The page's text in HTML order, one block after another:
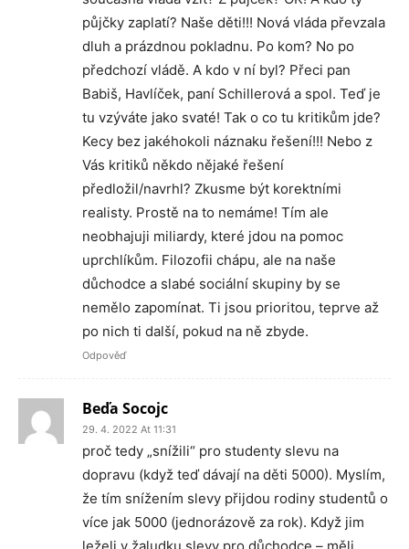
půjčky zaplatí? Naše děti!!! Nová vláda převzala
dluh a prázdnou pokladnu. Po kom? No po
předchozí vládě. A kdo v ní byl? Přeci pan
Babiš, Havlíček, paní Schillerová a spol. Teď je
tu vzýváte jako svaté! Tak o co tu kritikům jde?
Kecy bez jakéhokoli náznaku řešení!!! Nebo z
Vás kritiků někdo nějaké řešení
předložil/navrhl? Zkusme být korektními
realisty. Prostě na to nemáme! Tím ale
neobhajuji miliardy, které jdou na pomoc
uprchlíkům. Filozofii chápu, ale na naše
důchodce a slabé sociální skupiny by se
nemělo zapomínat. Ti jsou prioritou, teprve až
po nich ti další, pokud na ně zbyde.
Odpověď
Beďa Socojc
29. 4. 2022 At 11:31
proč tedy „snížili“ pro studenty slevu na
dopravu (když teď dávají na děti 5000). Myslím,
že tím snížením slevy přijdou rodiny studentů o
více jak 5000 (jednorázově za rok). Když jim